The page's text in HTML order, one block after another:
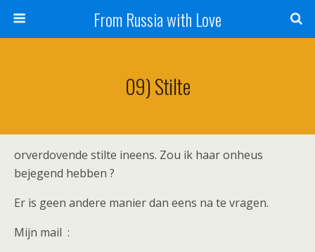
From Russia with Love
09) Stilte
orverdovende stilte ineens. Zou ik haar onheus
bejegend hebben ?
Er is geen andere manier dan eens na te vragen.
Mijn mail :